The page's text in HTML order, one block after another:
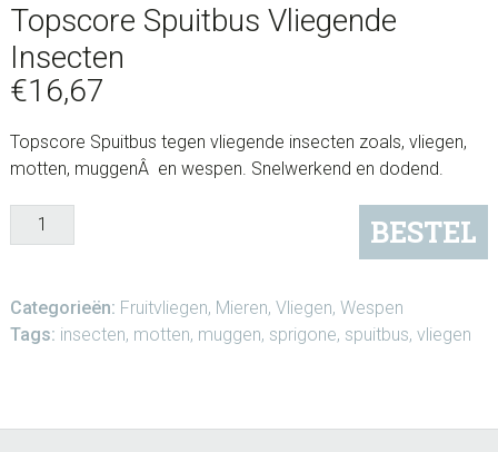
Topscore Spuitbus Vliegende
Insecten
€16,67
Topscore Spuitbus tegen vliegende insecten zoals, vliegen,
motten, muggenÂ en wespen. Snelwerkend en dodend.
Topscore
Spuitbus
Insecten
aantal
BESTEL
Categorieën: Fruitvliegen, Mieren, Vliegen, Wespen
Tags: insecten, motten, muggen, sprigone, spuitbus, vliegen
Zijkant